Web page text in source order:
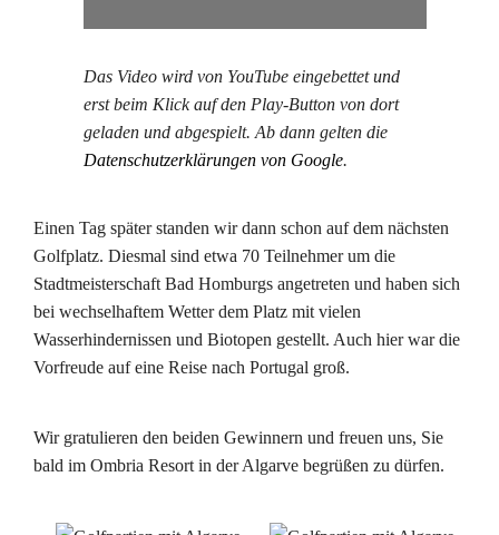
Das Video wird von YouTube eingebettet und
erst beim Klick auf den Play-Button von dort
geladen und abgespielt. Ab dann gelten die
Datenschutzerklärungen von Google.
Einen Tag später standen wir dann schon auf dem nächsten
Golfplatz. Diesmal sind etwa 70 Teilnehmer um die
Stadtmeisterschaft Bad Homburgs angetreten und haben sich
bei wechselhaftem Wetter dem Platz mit vielen
Wasserhindernissen und Biotopen gestellt. Auch hier war die
Vorfreude auf eine Reise nach Portugal groß.
Wir gratulieren den beiden Gewinnern und freuen uns, Sie
bald im Ombria Resort in der Algarve begrüßen zu dürfen.